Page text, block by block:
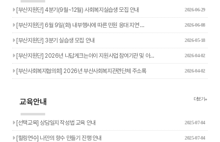
[부산지원단] 4분기(9월~12월) 사회복지실습생 모집 안내 2026-06-29
[부산지원단] 6월 9일(화) 내부행사에 따른 민원 응대 지연 … 2026-06-08
[부산지원단] 3분기 실습생 모집 안내 2026-05-18
[부산지원단] 2026년 나답게크는아이 지원사업 참여기관 및 아… 2026-04-02
[부산사회복지협의회] 2026년 부산사회복지관련단체 주소록 2026-04-02
교육안내 더보기+
[선택교육] 상담일지 작성법 교육 안내 2025-07-04
[힐링연수] 나만의 향수 만들기 진행 안내 2025-07-04